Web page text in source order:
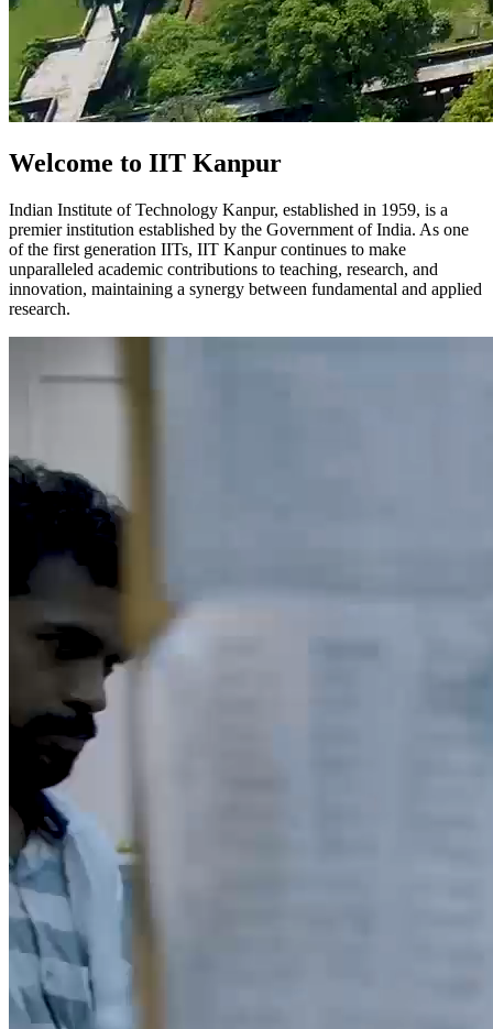
Welcome to IIT Kanpur
Indian Institute of Technology Kanpur, established in 1959, is a
premier institution established by the Government of India. As one
of the first generation IITs, IIT Kanpur continues to make
unparalleled academic contributions to teaching, research, and
innovation, maintaining a synergy between fundamental and applied
research.